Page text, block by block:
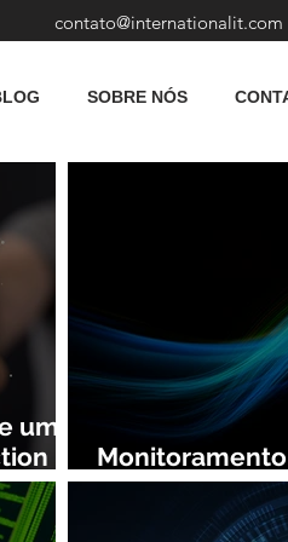
contato@internationalit.com
SOBRE NÓS
uma
Rede: